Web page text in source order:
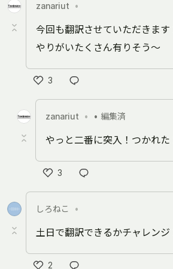
zanariut •
今回も翻訳させていただきます
やりがいたくさん有りそう～
3
い
ねzanariut • • 編集済
やっと二番に突入！つかれた
3
い
ね
しろねこ •
土日で翻訳できるかチャレンジ
2